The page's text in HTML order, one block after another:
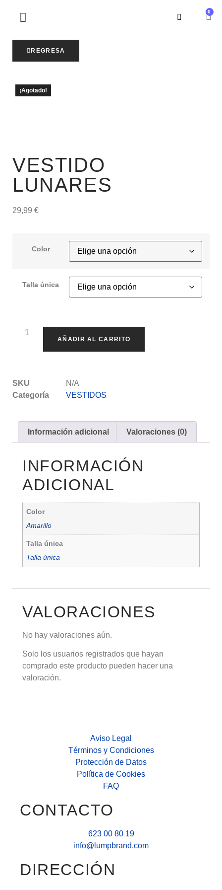
0
REGRESA
¡Agotado!
VESTIDO
LUNARES
29,99 €
Color
Talla única
AÑADIR AL CARRITO
SKU
N/A
Categoría
VESTIDOS
Información adicional Valoraciones (0)
INFORMACIÓN
ADICIONAL
Color
Amarillo
Talla única
Talla única
VALORACIONES
No hay valoraciones aún.
Solo los usuarios registrados que hayan
comprado este producto pueden hacer una
valoración.
Aviso Legal
Términos y Condiciones
Protección de Datos
Política de Cookies
FAQ
CONTACTO
623 00 80 19
info@lumpbrand.com
DIRECCIÓN